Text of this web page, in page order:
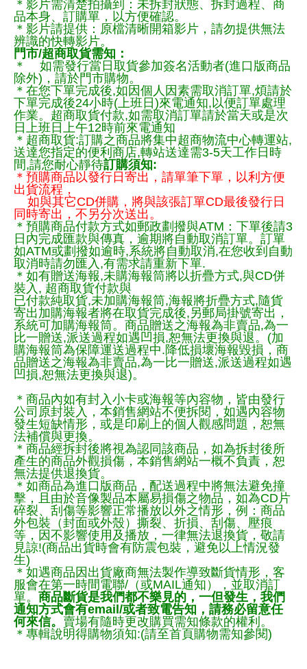
＊影片需清楚拍攝到：未拆封狀態、拆封過程、商
品本身、訂購單，以方便確認。
＊影片請提供：原檔清晰開箱影片，請勿提供無法
辨識的快轉影片。
門市/超商取貨需知：
＊ 如需發行當日取貨參加簽名活動者(進口版商品
除外)，請於門市購物。
＊在您下單完成後,如因個人因素需取消訂單,煩請於
下單完成後24小時(上班日)來電通知,以便訂單處理
作業。超商取貨付款,如需取消訂單請於當天或是次
日上班日上午12時前來電通知
＊超商取貨:訂購之商品將集中超商物流中心轉運站,
送達您指定的便利商店,轉站送達需3-5天工作日時
間,請您耐心靜待訂購須知:
＊預購商品以發行日寄出，請單筆下單，以利方便
出貨流程，
如與其它CD併購，將與該張訂單CD最後發行日
同時寄出，不另分次送出。
＊預購商品付款方式如郵政劃撥與ATM：下單後請3
日內完成匯款與傳真，逾期將自動取消訂單。訂單
如ATM或劃撥如逾時,系統將自動取消,在您收到自動
取消時請勿匯入,有需求請重新下單.
＊如有贈送海報,未購海報筒將以折疊方式,與CD併
裝入, 超商取貨付款與
已付款純取貨,未加購海報筒,海報將折疊方式,隨貨
寄出加購海報者將在取貨完成後,另郵局掛號寄出，
系統可加購海報筒。商品贈送之海報為非賣品,為一
比一贈送,派送過程如遇凹損,恕無法更換與退。(加
購海報筒為保障運送過程中.降低損壞海報毀損，商
品贈送之海報為非賣品,為一比一贈送,派送過程如遇
凹損,恕無法更換與退)。
＊商品內如有封入小卡或海報等內容物，皆由發行
公司原封裝入，本銷售網站不便拆閱，如遇內容物
發生短缺情形，或是印刷上的個人觀感問題，恕無
法補償與更換。
＊商品經拆封後將視為認同該商品，如為拆封後所
產生的商品外觀損傷，本銷售網站一概不負責，恕
無法提供退換貨。
＊如商品為進口版商品，配送過程中將無法避免撞
擊，且由於音像製品本屬易損傷之物品，如為CD片
碎裂、刮傷等影響正常播放以外之情形，例：商品
外包裝（封面或外殼）撕裂、折損、刮傷、壓痕
等，因不影響使用及播放，一律無法退換貨，敬請
見諒!(商品出貨時會有防震包裝，避免以上情況發
生)
＊如遇商品因出貨廠商無法製作導致斷貨情形，客
服會在第一時間電聯/（或MAIL通知），並取消訂
單。 商品斷貨是我們都不樂見的，一但發生，我們
通知方式會有email/或者致電告知，請務必留意任
何來信。 賣場有隨時更改購買需知條款的權利。
＊專輯說明得購物須知:(請至首頁購物需知參閱)